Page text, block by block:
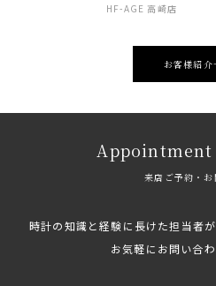
HF-AGE 高崎店
お客様紹介
来店ご予約・
時計の知識と経験に長けた担当者
お気軽にお問い合わ